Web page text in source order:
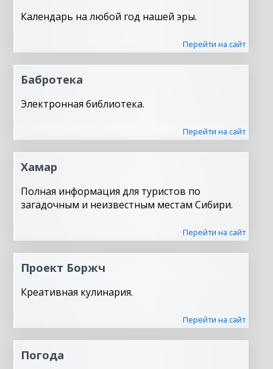
Календарь на любой год нашей эры.
Перейти на сайт
Бабротека
Электронная библиотека.
Перейти на сайт
Хамар
Полная информация для туристов по
загадочным и неизвестным местам Сибири.
Перейти на сайт
Проект Боржч
Креативная кулинария.
Перейти на сайт
Погода